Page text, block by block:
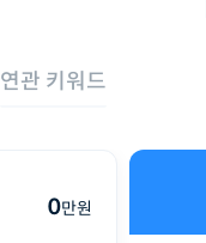
연관 키워드
0만원